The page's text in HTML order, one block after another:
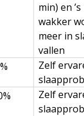
met
min) en
wakker
meer in
vallen
Zelf
Zelf